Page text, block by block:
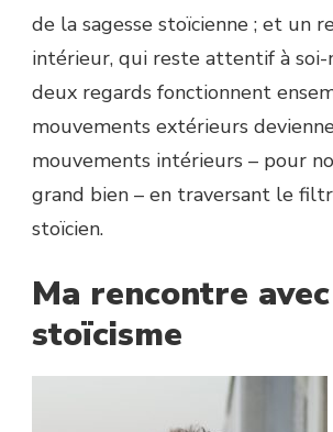
de la sagesse stoïcienne ; et un
intérieur, qui reste attentif à soi-
deux regards fonctionnent
mouvements extérieurs
mouvements intérieurs – pour
grand bien – en traversant le
stoïcien.
Ma rencontre
stoïcisme